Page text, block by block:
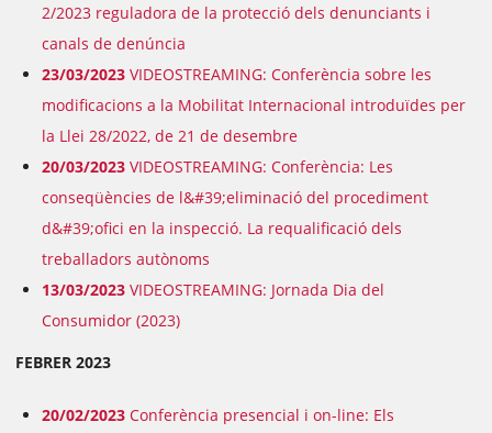
2/2023 reguladora de la protecció dels denunciants i
canals de denúncia
23/03/2023 VIDEOSTREAMING: Conferència sobre les
modificacions a la Mobilitat Internacional introduïdes per
la Llei 28/2022, de 21 de desembre
20/03/2023 VIDEOSTREAMING: Conferència: Les
conseqüències de l&#39;eliminació del procediment
d&#39;ofici en la inspecció. La requalificació dels
treballadors autònoms
13/03/2023 VIDEOSTREAMING: Jornada Dia del
Consumidor (2023)
FEBRER 2023
20/02/2023 Conferència presencial i on-line: Els